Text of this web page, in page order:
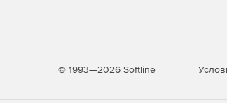
© 1993—2026 Softline